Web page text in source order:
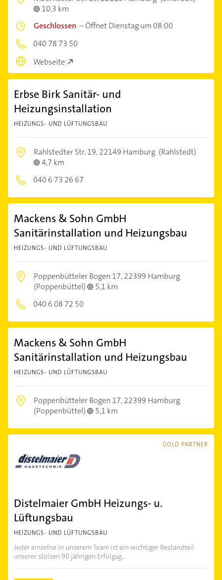
10,3 km
Geschlossen –Öffnet Dienstag um 08:00
040 78 73 50
Webseite
Erbse Birk Sanitär- und
Heizungsinstallation
HEIZUNGS- UND LÜFTUNGSBAU
Rahlstedter Str. 19,22149 Hamburg (Rahlstedt)
4,7 km
040 6 73 26 67
Mackens & Sohn GmbH
Sanitärinstallation und Heizungsbau
HEIZUNGS- UND LÜFTUNGSBAU
Poppenbütteler Bogen 17,22399 Hamburg
(Poppenbüttel)
5,1 km
040 6 08 72 50
Mackens & Sohn GmbH
Sanitärinstallation und Heizungsbau
HEIZUNGS- UND LÜFTUNGSBAU
Poppenbütteler Bogen 17,22399 Hamburg
(Poppenbüttel)
5,1 km
GOLD PARTNER
Distelmaier GmbH Heizungs- u.
Lüftungsbau
HEIZUNGS- UND LÜFTUNGSBAU
Jeder einzelne in unserem Team ist ein wichtiger Bestandteil
unserer stolzen 90 jährigen Erfolgsg...